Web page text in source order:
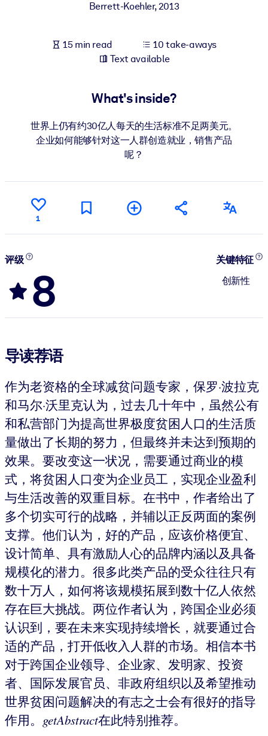
Enrich your corporate library with trusted, ready-to-use business
Fuel your AI systems with reliable, structured knowledge to
Berrett-Koehler,2013
15 min read
10 take-aways
Text available
What's inside?
世界上仍有约30亿人每天的生活标准不足两美元。
企业如何能够针对这一人群创造就业，销售产品
呢？
1
评级
8
关键特征
创新性
导读荐语
作为老资格的全球减贫问题专家，保罗·波拉克
和马尔·沃里克认为，过去几十年中，虽然公有
和私营部门为提高世界极度贫困人口的生活质
量做出了长期的努力，但最终并未达到预期的
效果。要改变这一状况，需要通过商业的模
式，将贫困人口变为企业员工，实现企业盈利
与生活改善的双重目标。在书中，作者给出了
多个切实可行的战略，并辅以正反两面的案例
支撑。他们认为，好的产品，应该价格便宜、
设计简单、具有激励人心的品牌内涵以及具备
规模化的潜力。很多此类产品的受众往往只有
数十万人，如何将该规模拓展到数十亿人依然
存在巨大挑战。两位作者认为，跨国企业必须
认识到，要在未来实现持续增长，就要通过合
适的产品，打开低收入人群的市场。相信本书
对于跨国企业领导、企业家、发明家、投资
者、国际发展官员、非政府组织以及希望推动
世界贫困问题解决的有志之士会有很好的指导
作用。 getAbstract在此特别推荐。